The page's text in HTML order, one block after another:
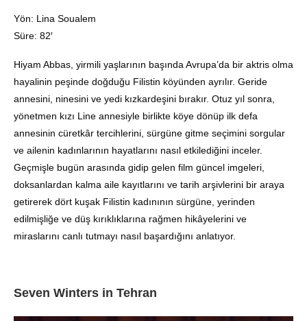
Yön: Lina Soualem
Süre: 82′
Hiyam Abbas, yirmili yaşlarının başında Avrupa’da bir aktris olma
hayalinin peşinde doğduğu Filistin köyünden ayrılır. Geride
annesini, ninesini ve yedi kızkardeşini bırakır. Otuz yıl sonra,
yönetmen kızı Line annesiyle birlikte köye dönüp ilk defa
annesinin cüretkâr tercihlerini, sürgüne gitme seçimini sorgular
ve ailenin kadınlarının hayatlarını nasıl etkilediğini inceler.
Geçmişle bugün arasında gidip gelen film güncel imgeleri,
doksanlardan kalma aile kayıtlarını ve tarih arşivlerini bir araya
getirerek dört kuşak Filistin kadınının sürgüne, yerinden
edilmişliğe ve düş kırıklıklarına rağmen hikâyelerini ve
miraslarını canlı tutmayı nasıl başardığını anlatıyor.
Seven Winters in Tehran